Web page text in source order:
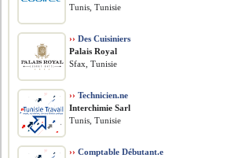
Tunis, Tunisie
›› Des Cuisiniers
Palais Royal
Sfax, Tunisie
›› Technicien.ne
Interchimie Sarl
Tunis, Tunisie
›› Comptable Débutant.e